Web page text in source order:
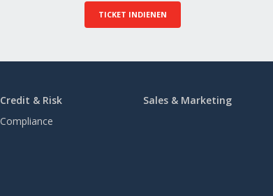
TICKET INDIENEN
Credit & Risk
Compliance
Sales & Marketing